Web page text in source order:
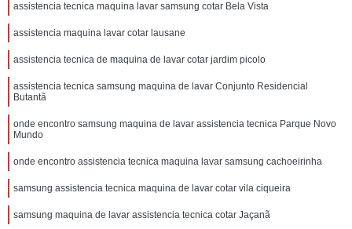
assistencia tecnica maquina lavar samsung cotar Bela Vista
assistencia maquina lavar cotar lausane
assistencia tecnica de maquina de lavar cotar jardim picolo
assistencia tecnica samsung maquina de lavar Conjunto Residencial
Butantã
onde encontro samsung maquina de lavar assistencia tecnica Parque Novo
Mundo
onde encontro assistencia tecnica maquina lavar samsung cachoeirinha
samsung assistencia tecnica maquina de lavar cotar vila ciqueira
samsung maquina de lavar assistencia tecnica cotar Jaçanã